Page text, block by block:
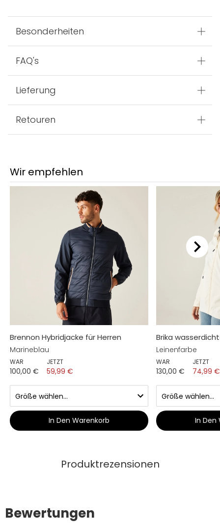
Besonderheiten
FAQ's
Lieferung
Retouren
Wir empfehlen
Brennon Hybridjacke für Herren
Marineblau
WAR
100,00 €
JETZT
59,99 €
In Den Warenkorb
Brika
Leinenfarbe
WAR
130,00 €
JETZT
74,99 €
In Den
Produktrezensionen